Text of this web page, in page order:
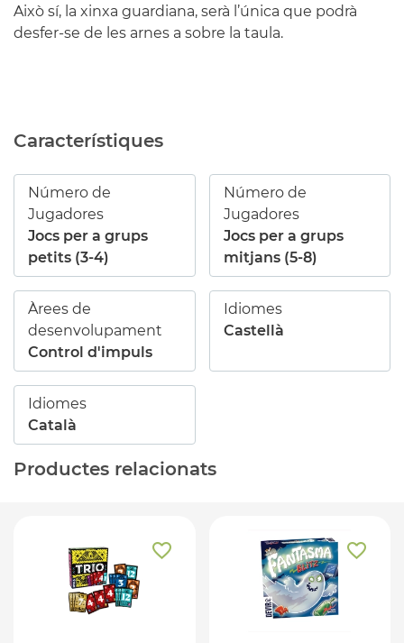
Això sí, la xinxa guardiana, serà l’única que podrà
desfer-se de les arnes a sobre la taula.
Característiques
Número de
Jugadores
Jocs per a grups
petits (3-4)
Número de
Jugadores
Jocs per a grups
mitjans (5-8)
Àrees de
desenvolupament
Control d'impuls
Idiomes
Castellà
Idiomes
Català
Productes relacionats